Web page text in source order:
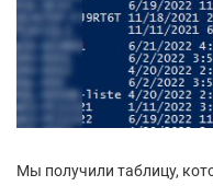
Мы получили таблицу,